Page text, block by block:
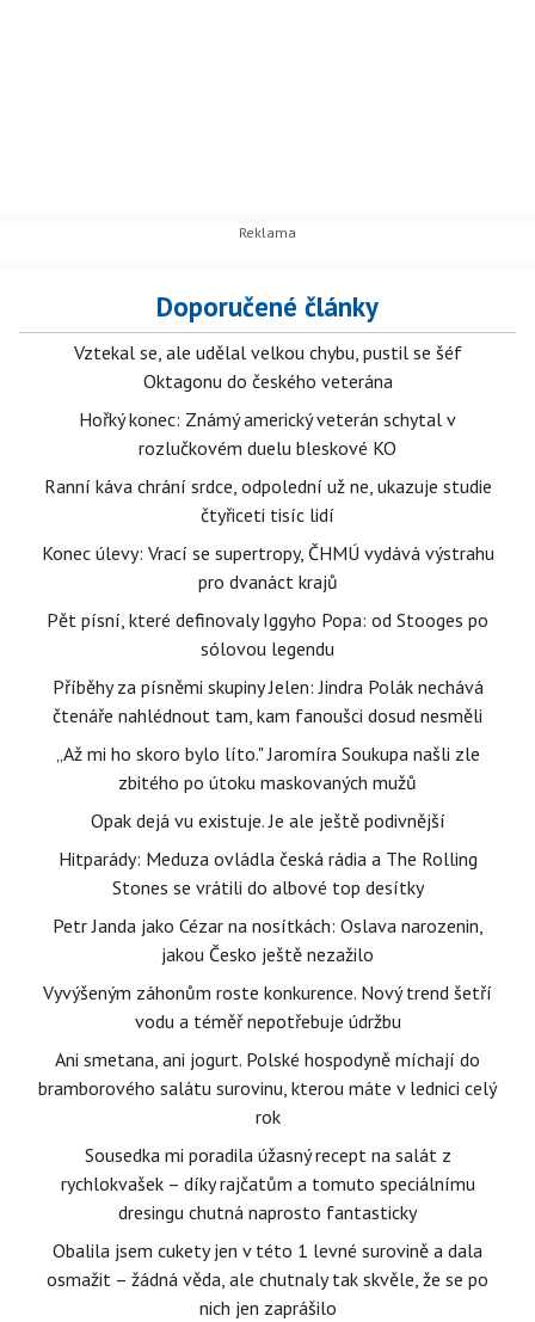
Doporučené články
Vztekal se, ale udělal velkou chybu, pustil se šéf
Oktagonu do českého veterána
Hořký konec: Známý americký veterán schytal v
rozlučkovém duelu bleskové KO
Ranní káva chrání srdce, odpolední už ne, ukazuje studie
čtyřiceti tisíc lidí
Konec úlevy: Vrací se supertropy, ČHMÚ vydává výstrahu
pro dvanáct krajů
Pět písní, které definovaly Iggyho Popa: od Stooges po
sólovou legendu
Příběhy za písněmi skupiny Jelen: Jindra Polák nechává
čtenáře nahlédnout tam, kam fanoušci dosud nesměli
„Až mi ho skoro bylo líto." Jaromíra Soukupa našli zle
zbitého po útoku maskovaných mužů
Opak dejá vu existuje. Je ale ještě podivnější
Hitparády: Meduza ovládla česká rádia a The Rolling
Stones se vrátili do albové top desítky
Petr Janda jako Cézar na nosítkách: Oslava narozenin,
jakou Česko ještě nezažilo
Vyvýšeným záhonům roste konkurence. Nový trend šetří
vodu a téměř nepotřebuje údržbu
Ani smetana, ani jogurt. Polské hospodyně míchají do
bramborového salátu surovinu, kterou máte v lednici celý
rok
Sousedka mi poradila úžasný recept na salát z
rychlokvašek – díky rajčatům a tomuto speciálnímu
dresingu chutná naprosto fantasticky
Obalila jsem cukety jen v této 1 levné surovině a dala
osmažit – žádná věda, ale chutnaly tak skvěle, že se po
nich jen zaprášilo